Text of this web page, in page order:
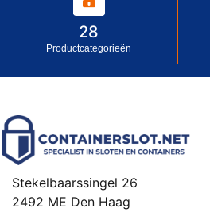
28
Productcategorieën
Stekelbaarssingel 26
2492 ME Den Haag